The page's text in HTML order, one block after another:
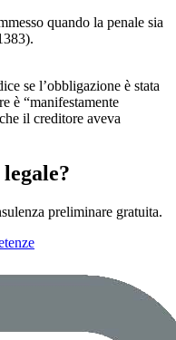
quando la penale sia
se l’obbligazione è stata
è “manifestamente
il creditore aveva
preliminare gratuita.